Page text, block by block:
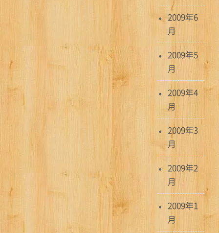
2009年6
月
2009年5
月
2009年4
月
2009年3
月
2009年2
月
2009年1
月